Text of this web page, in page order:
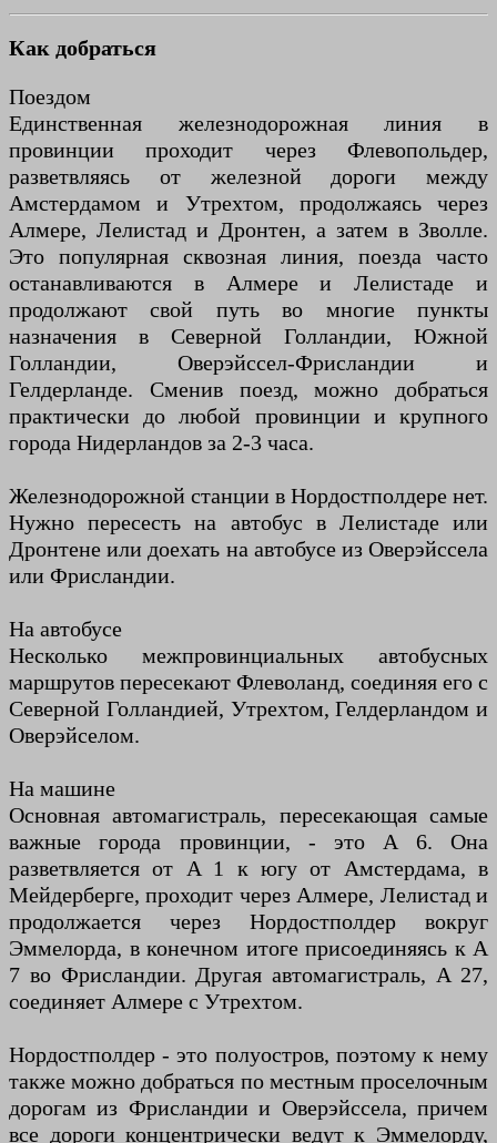
Как добраться
Поездом
Единственная железнодорожная линия в
провинции проходит через Флевопольдер,
разветвляясь от железной дороги между
Амстердамом и Утрехтом, продолжаясь через
Алмере, Лелистад и Дронтен, а затем в Зволле.
Это популярная сквозная линия, поезда часто
останавливаются в Алмере и Лелистаде и
продолжают свой путь во многие пункты
назначения в Северной Голландии, Южной
Голландии, Оверэйссел-Фрисландии и
Гелдерланде. Сменив поезд, можно добраться
практически до любой провинции и крупного
города Нидерландов за 2-3 часа.
Железнодорожной станции в Нордостполдере нет.
Нужно пересесть на автобус в Лелистаде или
Дронтене или доехать на автобусе из Оверэйссела
или Фрисландии.
На автобусе
Несколько межпровинциальных автобусных
маршрутов пересекают Флеволанд, соединяя его с
Северной Голландией, Утрехтом, Гелдерландом и
Оверэйселом.
На машине
Основная автомагистраль, пересекающая самые
важные города провинции, - это A 6. Она
разветвляется от A 1 к югу от Амстердама, в
Мейдерберге, проходит через Алмере, Лелистад и
продолжается через Нордостполдер вокруг
Эммелорда, в конечном итоге присоединяясь к A
7 во Фрисландии. Другая автомагистраль, A 27,
соединяет Алмере с Утрехтом.
Нордостполдер - это полуостров, поэтому к нему
также можно добраться по местным проселочным
дорогам из Фрисландии и Оверэйссела, причем
все дороги концентрически ведут к Эммелорду,